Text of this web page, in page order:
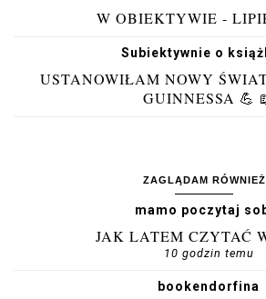
W OBIEKTYWIE -
Subiektywnie o
USTANOWIŁAM NOWY
GUINNESSA 💪
ZAGLĄDAM RÓWNIEŻ
mamo poczytaj
JAK LATEM CZYTAĆ
10 godzin temu
bookendorfina